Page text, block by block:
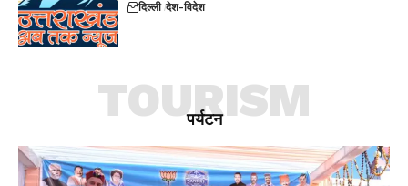
दिल्ली देश-विदेश
पर्यटन
TOURISM